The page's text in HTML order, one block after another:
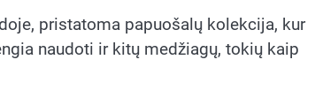
pristatoma papuošalų kolekcija, kur
naudoti ir kitų medžiagų, tokių kaip